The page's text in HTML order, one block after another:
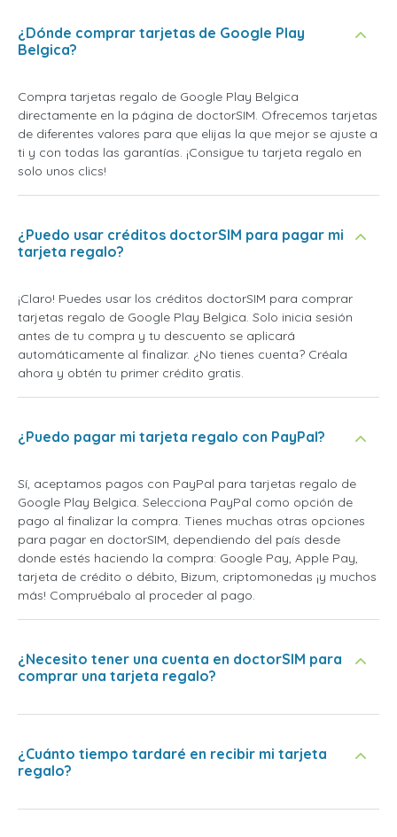
¿Dónde comprar tarjetas de Google Play
Belgica?
Compra tarjetas regalo de Google Play Belgica
directamente en la página de doctorSIM. Ofrecemos tarjetas
de diferentes valores para que elijas la que mejor se ajuste a
ti y con todas las garantías. ¡Consigue tu tarjeta regalo en
solo unos clics!
¿Puedo usar créditos doctorSIM para pagar mi
tarjeta regalo?
¡Claro! Puedes usar los créditos doctorSIM para comprar
tarjetas regalo de Google Play Belgica. Solo inicia sesión
antes de tu compra y tu descuento se aplicará
automáticamente al finalizar. ¿No tienes cuenta? Créala
ahora y obtén tu primer crédito gratis.
¿Puedo pagar mi tarjeta regalo con PayPal?
Sí, aceptamos pagos con PayPal para tarjetas regalo de
Google Play Belgica. Selecciona PayPal como opción de
pago al finalizar la compra. Tienes muchas otras opciones
para pagar en doctorSIM, dependiendo del país desde
donde estés haciendo la compra: Google Pay, Apple Pay,
tarjeta de crédito o débito, Bizum, criptomonedas ¡y muchos
más! Compruébalo al proceder al pago.
¿Necesito tener una cuenta en doctorSIM para
comprar una tarjeta regalo?
¿Cuánto tiempo tardaré en recibir mi tarjeta
regalo?